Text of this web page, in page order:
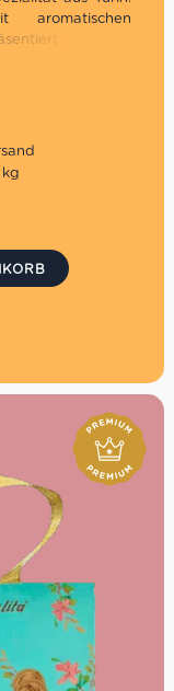
aromatischen
in einer